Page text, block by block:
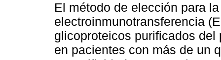
El método de elección para
electroinmunotransferencia
glicoproteicos purificados
en pacientes con más de un